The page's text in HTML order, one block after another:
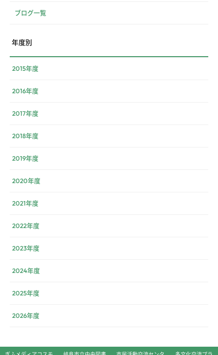
ブログ一覧
年度別
2015年度
2016年度
2017年度
2018年度
2019年度
2020年度
2021年度
2022年度
2023年度
2024年度
2025年度
2026年度